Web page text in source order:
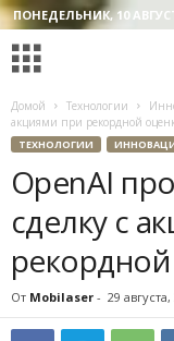
ПОНЕДЕЛЬНИК, 10
Домой Технологии
акциями при рекордной
ТЕХНОЛОГИИ
OpenAI
сделку с
От Mobilaser - 29